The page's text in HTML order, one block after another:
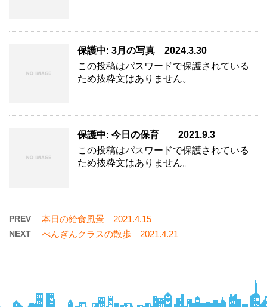
保護中: 3月の写真 2024.3.30
この投稿はパスワードで保護されている
ため抜粋文はありません。
保護中: 今日の保育 2021.9.3
この投稿はパスワードで保護されている
ため抜粋文はありません。
PREV 本日の給食風景 2021.4.15
NEXT ぺんぎんクラスの散歩 2021.4.21